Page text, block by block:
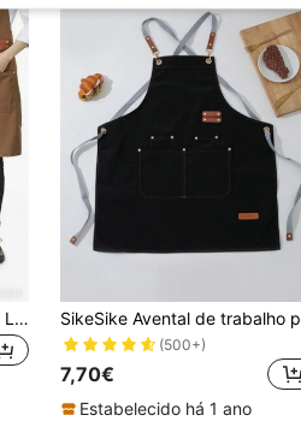
SHEIN 1Pc 74*68cm Unissex Longo Impermeável e Repelente de Óleo Avental de Restaurante, Avental de Gravata com Vários Bolsos, Adequado para Garçons, Cozinha, Banheiro, Casa, Restaurante, Utensílios Domésticos, 5 Cores Disponíveis em Preto, Cáqui, Marrom Claro, Marrom Escuro, Azul
(500+)
7,70€
Estabelecido há 1 ano